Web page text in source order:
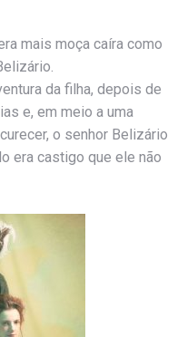
mais moça caíra como
da filha, depois de
e, em meio a uma
o senhor Belizário
era castigo que ele não